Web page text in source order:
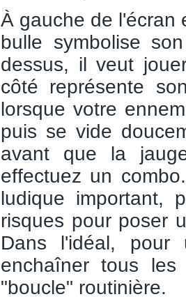
À gauche de l'écran
bulle symbolise
dessus, il veut
côté représente
lorsque votre
puis se vide
avant que la
effectuez un
ludique important,
risques pour poser
Dans l'idéal, pour
enchaîner tous les
"boucle" routinière.